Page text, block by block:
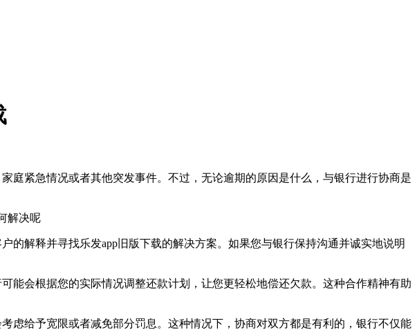
庭紧急情况或者其他突发事件。不过，无论逾期的原因是什么，与银行进行协商是
解释并寻找乐发app旧版下载的解决方案。如果您与银行保持沟通并诚实地说明
能会根据您的实际情况调整还款计划，让您更轻松地偿还欠款。这种合作精神有助
虑给予宽限或者减免部分罚息。这种情况下，协商对双方都是有利的，银行不仅能